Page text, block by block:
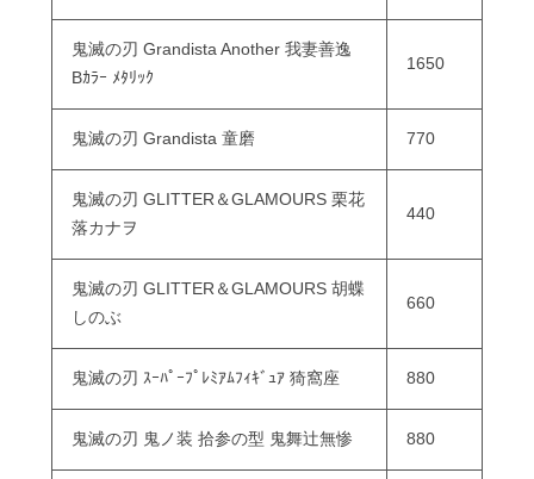
鬼滅の刃 Grandista Another 我妻善逸
Bｶﾗｰ ﾒﾀﾘｯｸ
1650
鬼滅の刃 Grandista 童磨 770
鬼滅の刃 GLITTER＆GLAMOURS 栗花
落カナヲ
440
鬼滅の刃 GLITTER＆GLAMOURS 胡蝶
しのぶ
660
鬼滅の刃 ｽｰﾊﾟｰﾌﾟﾚﾐｱﾑﾌｨｷﾞｭｱ 猗窩座 880
鬼滅の刃 鬼ノ装 拾参の型 鬼舞辻無惨 880